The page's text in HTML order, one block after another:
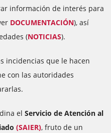
información de interés para
DOCUMENTACIÓN), así
(NOTICIAS).
incidencias que le hacen
con las autoridades
el Servicio de Atención al
(SAIER), fruto de un